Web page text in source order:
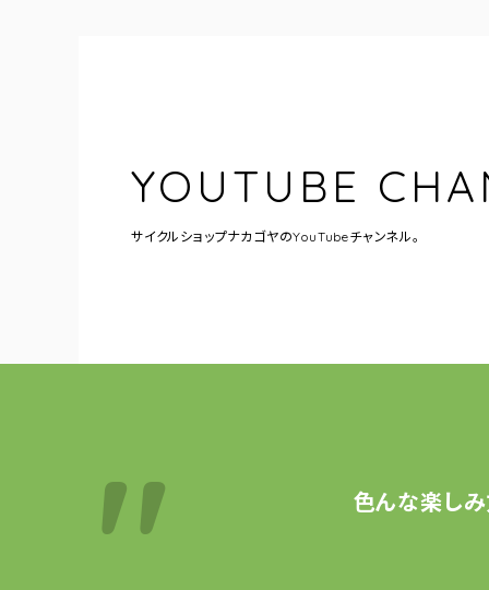
YOUTUBE
サイクルショップナカゴヤのYouTubeチャンネル。
色んな楽し